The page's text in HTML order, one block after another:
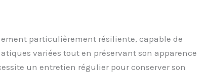
particulièrement résiliente, capable de
variées tout en préservant son apparence
un entretien régulier pour conserver son